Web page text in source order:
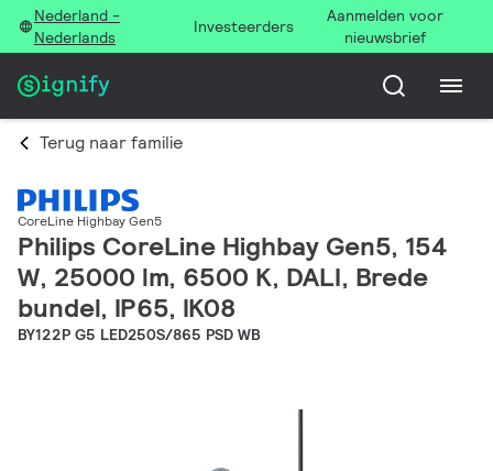
Nederland -
Nederlands
Investeerders
Aanmelden voor
nieuwsbrief
Terug naar familie
CoreLine Highbay Gen5
Philips CoreLine Highbay Gen5, 154
W, 25000 lm, 6500 K, DALI, Brede
bundel, IP65, IK08
BY122P G5 LED250S/865 PSD WB